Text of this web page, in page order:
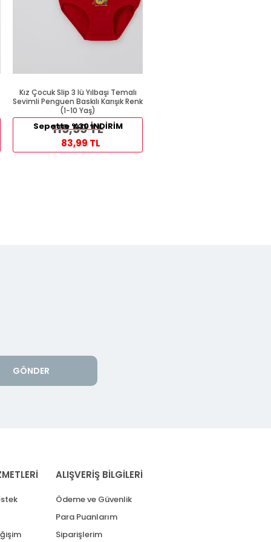
Kız Çocuk Slip 3 lü Yılbaşı Temalı
Sevimli Penguen Baskılı Karışık Renk
(1-10 Yaş)
119,99 TL
Sepette %30 İNDİRİM
83,99 TL
GÖNDER
ALIŞVERİŞ BİLGİLERİ
Ödeme ve Güvenlik
Para Puanlarım
Siparişlerim